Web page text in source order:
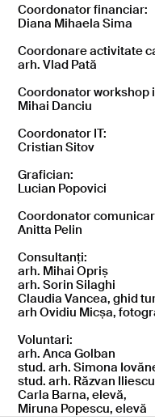
Coordonator financiar:
Diana Mihaela Sima
Coordonare activitate
arh. Vlad Pată
Coordonator workshop
Mihai Danciu
Coordonator IT:
Cristian Sitov
Grafician:
Lucian Popovici
Coordonator
Anitta Pelin
Consultanți:
arh. Mihai Opriș
arh. Sorin Silaghi
Claudia Vancea, ghid
arh Ovidiu Micșa,
Voluntari:
arh. Anca Golban
stud. arh. Simona
stud. arh. Răzvan Iliescu
Carla Barna, elevă,
Miruna Popescu, elevă